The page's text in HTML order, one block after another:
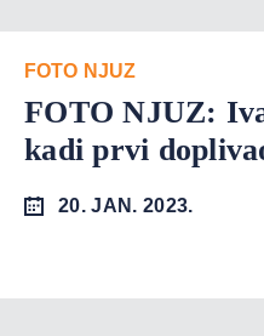
FOTO NJUZ
FOTO NJUZ:
kadi prvi
20. JAN. 2023.